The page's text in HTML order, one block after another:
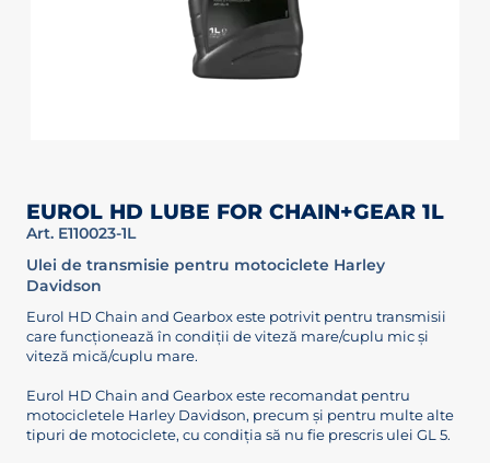
EUROL HD LUBE FOR CHAIN+GEAR 1L
Art. E110023-1L
Ulei de transmisie pentru motociclete Harley
Davidson
Eurol HD Chain and Gearbox este potrivit pentru transmisii
care funcționează în condiții de viteză mare/cuplu mic și
viteză mică/cuplu mare.
Eurol HD Chain and Gearbox este recomandat pentru
motocicletele Harley Davidson, precum și pentru multe alte
tipuri de motociclete, cu condiția să nu fie prescris ulei GL 5.